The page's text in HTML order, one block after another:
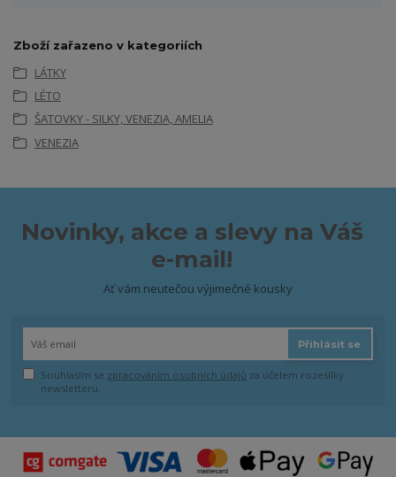
Zboží zařazeno v kategoriích
LÁTKY
LÉTO
ŠATOVKY - SILKY, VENEZIA, AMELIA
VENEZIA
Novinky, akce a slevy na Váš
e-mail!
Ať vám neutečou výjimečné kousky
Přihlásit se
Souhlasím se zpracováním osobních údajů za účelem rozesílky
newsletteru.